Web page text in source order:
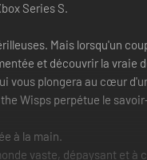
Series S.
Mais lorsqu'un
et découvrir la vraie
vous plongera au cœur
Wisps perpétue le
à la main.
vaste, dépaysant et à